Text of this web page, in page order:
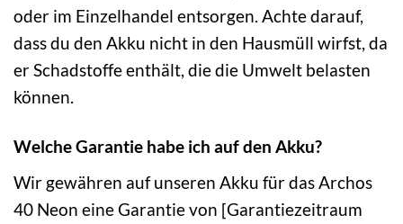
oder im Einzelhandel entsorgen. Achte darauf,
dass du den Akku nicht in den Hausmüll wirfst, da
er Schadstoffe enthält, die die Umwelt belasten
können.
Welche Garantie habe ich auf den Akku?
Wir gewähren auf unseren Akku für das Archos
40 Neon eine Garantie von [Garantiezeitraum